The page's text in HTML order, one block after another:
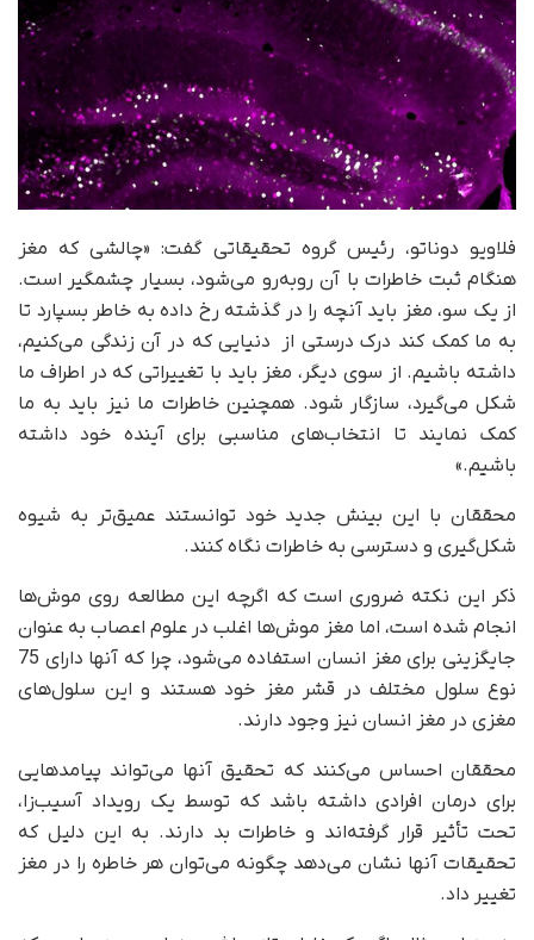
فلاویو دوناتو، رئیس گروه تحقیقاتی گفت: «چالشی که مغز
هنگام ثبت خاطرات با آن روبه‌رو می‌شود، بسیار چشمگیر است.
از یک سو، مغز باید آنچه را در گذشته رخ داده به خاطر بسپارد تا
به ما کمک کند درک درستی از دنیایی که در آن زندگی می‌کنیم،
داشته باشیم. از سوی دیگر، مغز باید با تغییراتی که در اطراف ما
شکل می‌گیرد، سازگار شود. همچنین خاطرات ما نیز باید به ما
کمک نمایند تا انتخاب‌های مناسبی برای آینده خود داشته
باشیم.»
محققان با این بینش جدید خود توانستند عمیق‌تر به شیوه
شکل‌گیری و دسترسی به خاطرات نگاه کنند.
ذکر این نکته ضروری است که اگرچه این مطالعه روی موش‌ها
انجام شده است، اما مغز موش‌ها اغلب در علوم اعصاب به عنوان
جایگزینی برای مغز انسان استفاده می‌شود، چرا که آنها دارای 75
نوع سلول مختلف در قشر مغز خود هستند و این سلول‌های
مغزی در مغز انسان نیز وجود دارند.
محققان احساس می‌کنند که تحقیق آنها می‌تواند پیامدهایی
برای درمان افرادی داشته باشد که توسط یک رویداد آسیب‌زا،
تحت تأثیر قرار گرفته‌اند و خاطرات بد دارند. به این دلیل که
تحقیقات آنها نشان می‌دهد چگونه می‌توان هر خاطره را در مغز
تغییر داد.